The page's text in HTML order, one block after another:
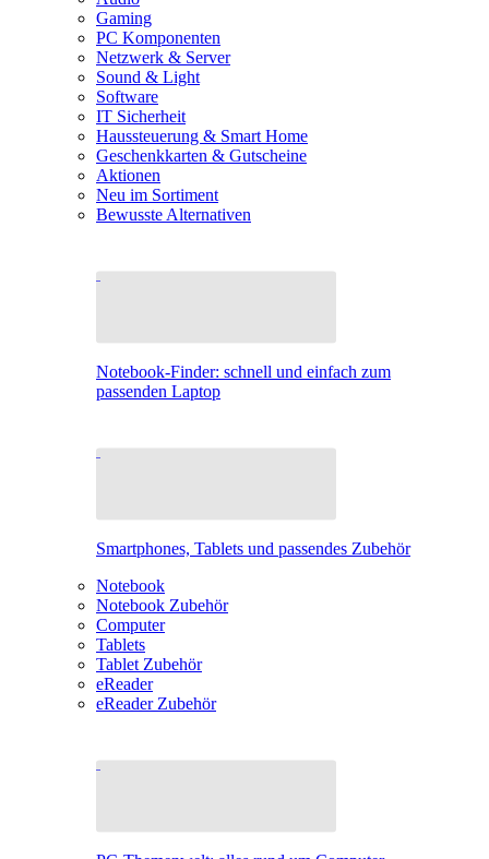
Gaming
PC Komponenten
Netzwerk & Server
Sound & Light
Software
IT Sicherheit
Haussteuerung & Smart Home
Geschenkkarten & Gutscheine
Aktionen
Neu im Sortiment
Bewusste Alternativen
Notebook-Finder: schnell und einfach zum
passenden Laptop
Smartphones, Tablets und passendes Zubehör
Notebook
Notebook Zubehör
Computer
Tablets
Tablet Zubehör
eReader
eReader Zubehör